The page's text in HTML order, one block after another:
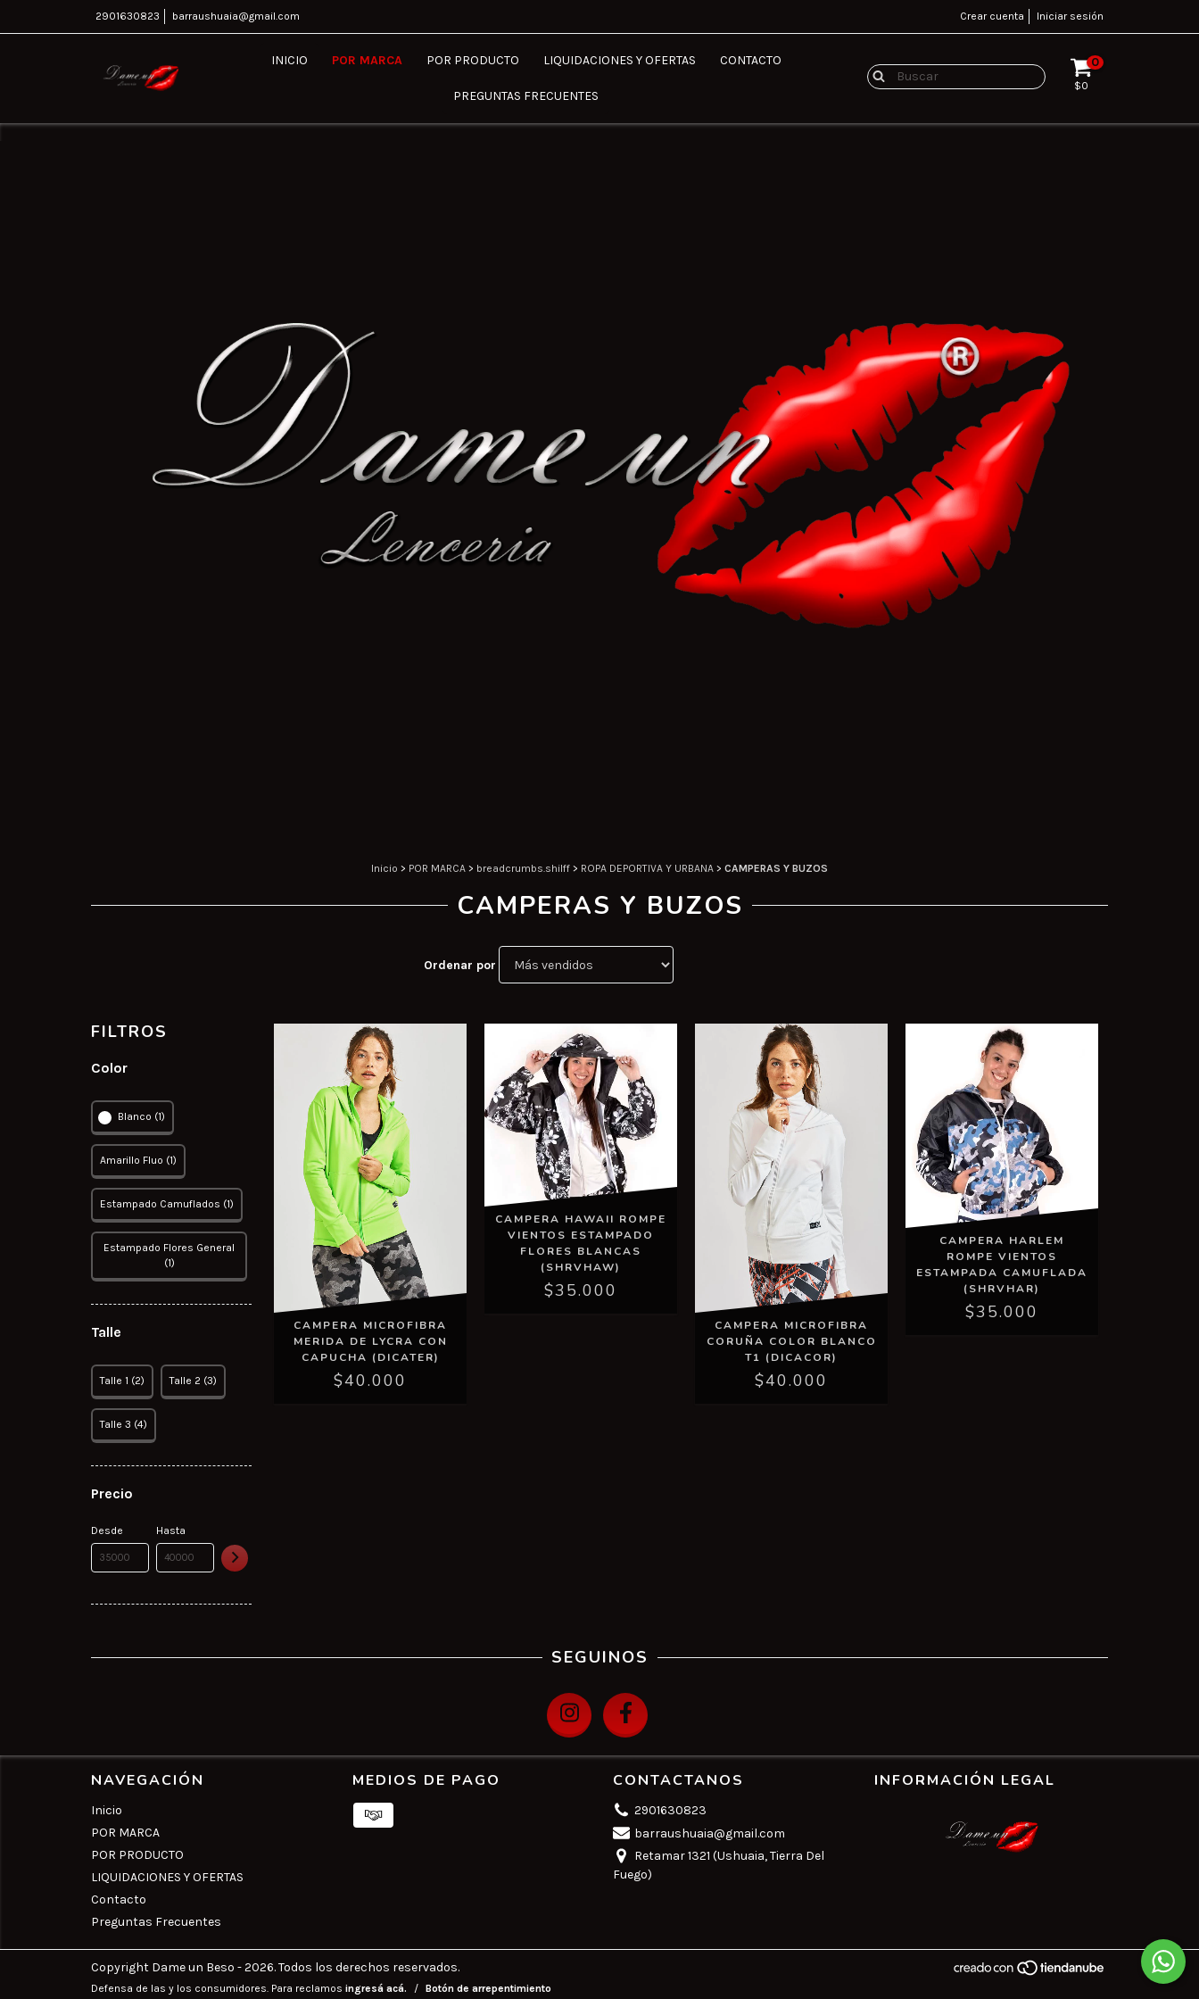
2901630823 barraushuaia@gmail.com Crear cuenta Iniciar sesión
INICIO POR MARCA POR PRODUCTO LIQUIDACIONES Y OFERTAS CONTACTO
PREGUNTAS FRECUENTES
0
$0
Inicio > POR MARCA > breadcrumbs.shilff > ROPA DEPORTIVA Y URBANA > CAMPERAS Y BUZOS
CAMPERAS Y BUZOS
Ordenar por
FILTROS
Color
Blanco (1)
Amarillo Fluo (1)
Estampado Camuflados (1)
Estampado Flores General
(1)
Talle
Talle 1 (2) Talle 2 (3)
Talle 3 (4)
Precio
Desde Hasta
CAMPERA MICROFIBRA
MERIDA DE LYCRA CON
CAPUCHA (DICATER)
$40.000
CAMPERA HAWAII ROMPE
VIENTOS ESTAMPADO
FLORES BLANCAS
(SHRVHAW)
$35.000
CAMPERA MICROFIBRA
CORUÑA COLOR BLANCO
T1 (DICACOR)
$40.000
CAMPERA HARLEM
ROMPE VIENTOS
ESTAMPADA CAMUFLADA
(SHRVHAR)
$35.000
SEGUINOS
NAVEGACIÓN
Inicio
POR MARCA
POR PRODUCTO
LIQUIDACIONES Y OFERTAS
Contacto
Preguntas Frecuentes
MEDIOS DE PAGO CONTACTANOS
2901630823
barraushuaia@gmail.com
Retamar 1321 (Ushuaia, Tierra Del
Fuego)
INFORMACIÓN LEGAL
Copyright Dame un Beso - 2026. Todos los derechos reservados.
Defensa de las y los consumidores. Para reclamos ingresá acá. / Botón de arrepentimiento